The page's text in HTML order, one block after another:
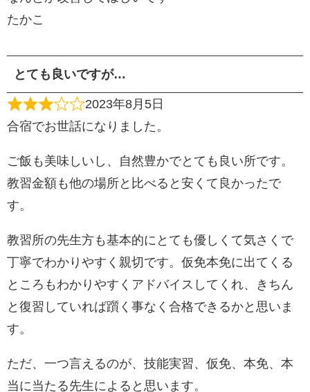
たかこ
とても良いですが…
2023年8月5日
合宿でお世話になりました。
ご飯も美味しいし、自然豊かでとても良い所です。
教習金額も他の場所と比べると安くて良かったで
す。
教習所の先生方も基本的にとても優しくて気さくで
丁寧でわかりやすく親切です。仮免本免に出てくる
ところもわかりやすくアドバイスしてくれ、きちん
と復習していれば躓く事なく合格できるかと思いま
す。
ただ、一つ言えるのが、技能実習、仮免、本免、本
当に当たる先生によると思います。